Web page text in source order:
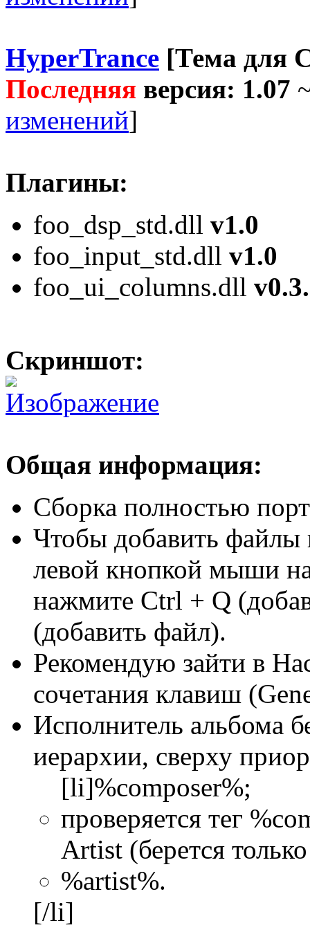
HyperTrance [Тема для
Последняя версия: 1.07
изменений]
Плагины:
foo_dsp_std.dll v1.0
foo_input_std.dll v1.0
foo_ui_columns.dll
Скриншот:
Общая информация:
Сборка полностью
Чтобы добавить файлы
левой кнопкой мыши
нажмите Ctrl + Q
(добавить файл).
Рекомендую зайти в
сочетания клавиш
Исполнитель альбома
иерархии, сверху
[li]%composer%;
проверяется тег
Artist (берется
%artist%.
[/li]